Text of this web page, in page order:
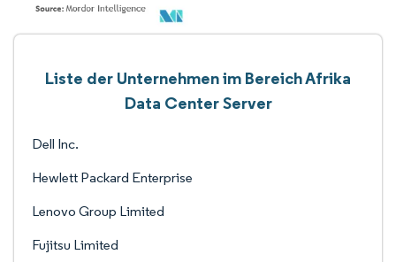
Liste der Unternehmen im Bereich Afrika
Data Center Server
Dell Inc.
Hewlett Packard Enterprise
Lenovo Group Limited
Fujitsu Limited